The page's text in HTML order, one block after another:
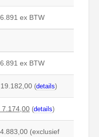
ex BTW
ex BTW
(details)
7.174,00 (details)
(exclusief